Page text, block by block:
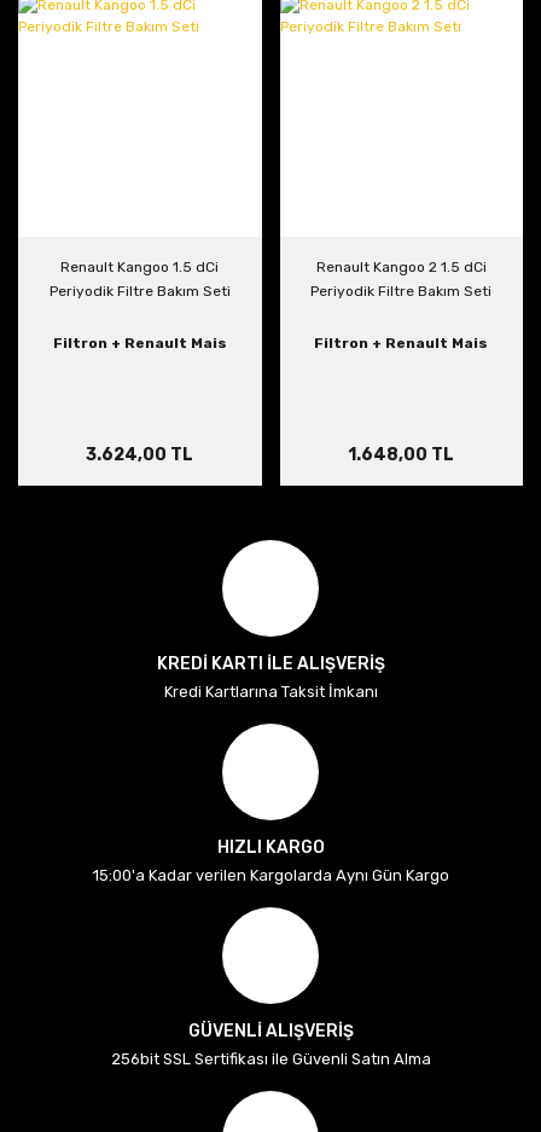
Renault Kangoo 1.5 dCi
Periyodik Filtre Bakım Seti
Filtron + Renault Mais
3.624,00 TL
Renault Kangoo 2 1.5 dCi
Periyodik Filtre Bakım Seti
Filtron + Renault Mais
1.648,00 TL
KREDİ KARTI İLE ALIŞVERİŞ
Kredi Kartlarına Taksit İmkanı
HIZLI KARGO
15:00'a Kadar verilen Kargolarda Aynı Gün Kargo
GÜVENLİ ALIŞVERİŞ
256bit SSL Sertifikası ile Güvenli Satın Alma